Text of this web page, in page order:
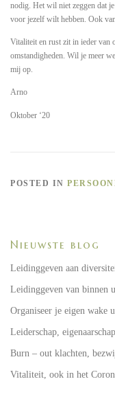
nodig. Het wil niet zeggen dat
voor jezelf wilt hebben. Ook
Vitaliteit en rust zit in ieder van
omstandigheden. Wil je meer
mij op.
Arno
Oktober ‘20
POSTED IN
Nieuwste blog
Leidinggeven aan
Leidinggeven van binnen
Organiseer je eigen wake
Leiderschap,
Burn – out klachten,
Vitaliteit, ook in het